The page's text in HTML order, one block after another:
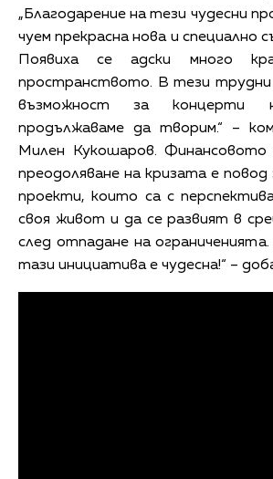
„Благодарение на тези чудесни
чуем прекрасна нова и специално
Появиха се адски много
пространството. В тези трудни
възможност за
продължаваме да творим.“ –
Милен Кукошаров. Финансовото
преодоляване на кризата е повод
проекти, които са с
своя живот и да се развият в
след отпадане на
тази инициатива е чудесна!“ –